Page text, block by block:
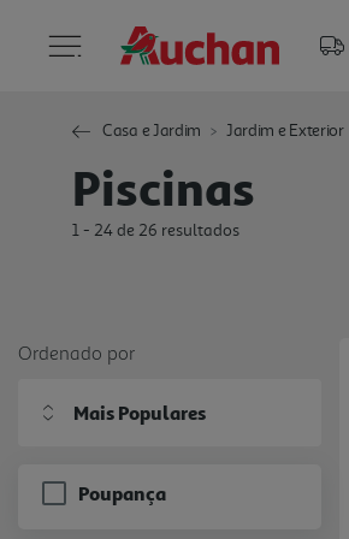
Casa e Jardim Jardim e Exterior
Piscinas
1 - 24 de 26 resultados
Ordenado por
Mais Populares
Poupança